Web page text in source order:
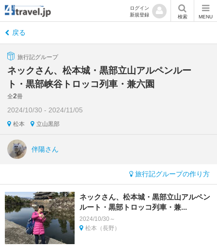
ログイン
新規登録
検索 MENU
戻る
旅行記グループ
ネックさん、松本城・黒部立山アルペンルー
ト・黒部峡谷トロッコ列車・兼六園
全2冊
2024/10/30 - 2024/11/05
松本 立山黒部
伴陽さん
旅行記グループの作り方
ネックさん、松本城・黒部立山アルペン
ルート・黒部トロッコ列車・兼...
2024/10/30～
松本（長野）